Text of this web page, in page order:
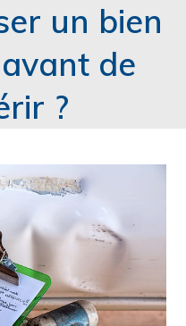
un bien
de
?